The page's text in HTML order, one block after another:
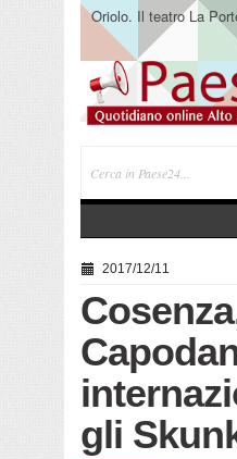
Oriolo. Il teatro La
terra” del
2017/12/11
gli